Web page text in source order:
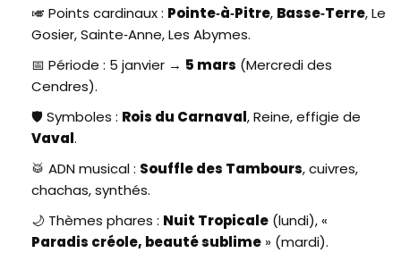
🎺 Points cardinaux : Pointe‑à‑Pitre, Basse‑Terre, Le
Gosier, Sainte‑Anne, Les Abymes.
📅 Période : 5 janvier → 5 mars (Mercredi des
Cendres).
🛡️ Symboles : Rois du Carnaval, Reine, effigie de
Vaval.
🥁 ADN musical : Souffle des Tambours, cuivres,
chachas, synthés.
🌙 Thèmes phares : Nuit Tropicale (lundi), «
Paradis créole, beauté sublime » (mardi).